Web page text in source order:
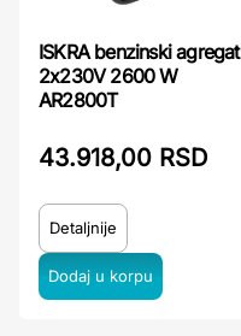
ISKRA benzinski agregat
2x230V 2600 W
AR2800T
43.918,00 RSD
Detaljnije